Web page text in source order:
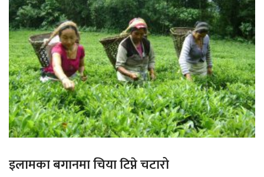
इलामका बगानमा चिया टिप्ने चटारो